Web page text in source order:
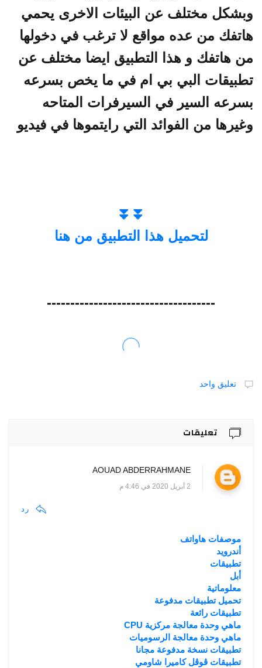
مختلف عن البيئات الاخرى يحمي
من عده مواقع لا ترغب في دخولها
هاتفك و هذا التطبيق ايضا مختلف عن
البي بي ام في ما يخص بسرعه
السير في السيرفرات المتاحه
من الفوائد التي رايتموها في فيديو
⏬⏬
لتحميل هذا التطبيق من هنا
------------------------------------
تعليق واحد
تعليقات
AOUAD ABDERRAHMANE
رد
موصفات هاواتف
أندرويد
تطبيقات
معلوماتية
تحميل تطبيقات مدفوعة
تطبيقات رائعة
ماهي وحدة معالجة مركزية CPU
ماهي وحدة معالجة الرسوميات
تطبيقات نسخة مدفوعة مجانا
تطبيقات ڨوڨل كاميرا شاومي